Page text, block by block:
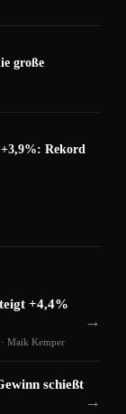
große
Rekord
+4,4%
Maik Kemper
→
schießt
→